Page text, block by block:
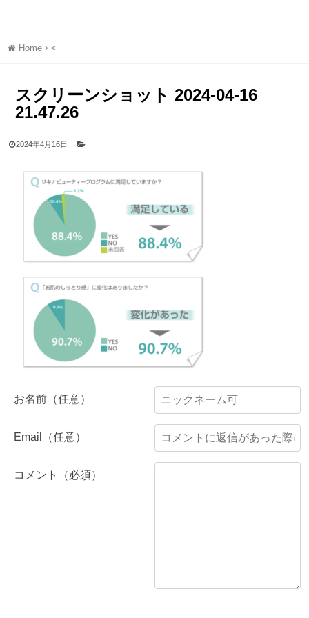
Home <
スクリーンショット 2024-04-16
21.47.26
2024年4月16日
コメント（必須）
お名前（任意）
Email（任意）